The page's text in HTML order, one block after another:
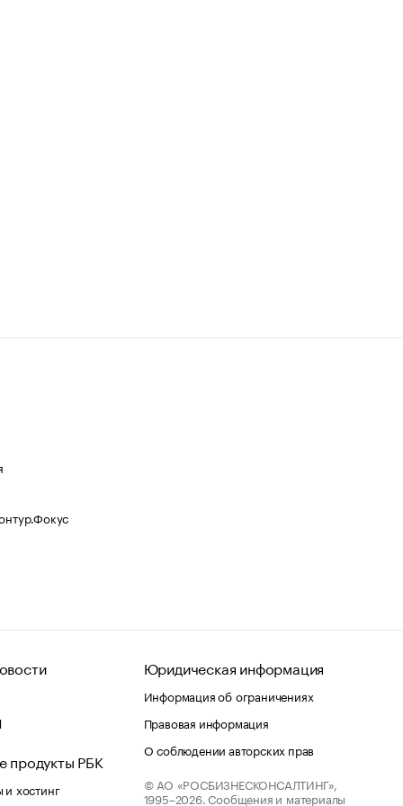
продукты РБК
хостинг
Юридическая информация
Информация об ограничениях
Правовая информация
О соблюдении авторских прав
© АО «РОСБИЗНЕСКОНСАЛТИНГ»,
1995–2026. Сообщения и материалы